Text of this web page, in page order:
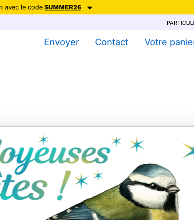
avec le code SUMMER26
Envoyer Contact Votre